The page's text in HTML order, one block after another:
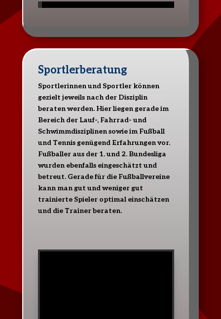
Sportlerberatung
Sportlerinnen und Sportler können
gezielt jeweils nach der Disziplin
beraten werden. Hier liegen gerade im
Bereich der Lauf-, Fahrrad- und
Schwimmdisziplinen sowie im Fußball
und Tennis genügend Erfahrungen vor.
Fußballer aus der 1. und 2. Bundesliga
wurden ebenfalls eingeschätzt und
betreut. Gerade für die Fußballvereine
kann man gut und weniger gut
trainierte Spieler optimal einschätzen
und die Trainer beraten.